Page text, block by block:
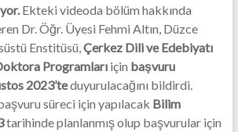
Ekteki videoda bölüm hakkında
Dr. Öğr. Üyesi Fehmi Altın, Düzce
Enstitüsü, Çerkez Dili ve Edebiyatı
Programları için başvuru
2023’teduyurulacağını bildirdi.
süreci için yapılacak Bilim
tarihinde planlanmış olup başvurular için